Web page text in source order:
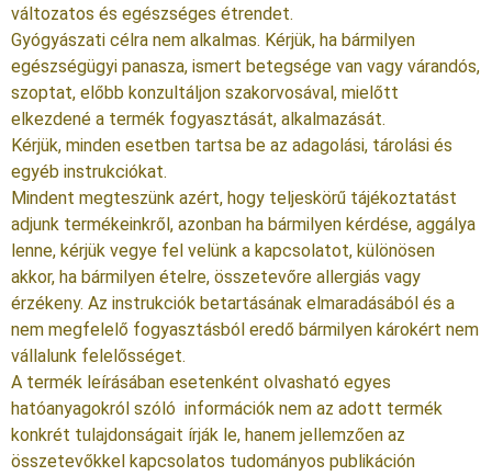
változatos és egészséges étrendet.
Gyógyászati célra nem alkalmas. Kérjük, ha bármilyen
egészségügyi panasza, ismert betegsége van vagy várandós,
szoptat, előbb konzultáljon szakorvosával, mielőtt
elkezdené a termék fogyasztását, alkalmazását.
Kérjük, minden esetben tartsa be az adagolási, tárolási és
egyéb instrukciókat.
Mindent megteszünk azért, hogy teljeskörű tájékoztatást
adjunk termékeinkről, azonban ha bármilyen kérdése, aggálya
lenne, kérjük vegye fel velünk a kapcsolatot, különösen
akkor, ha bármilyen ételre, összetevőre allergiás vagy
érzékeny. Az instrukciók betartásának elmaradásából és a
nem megfelelő fogyasztásból eredő bármilyen károkért nem
vállalunk felelősséget.
A termék leírásában esetenként olvasható egyes
hatóanyagokról szóló információk nem az adott termék
konkrét tulajdonságait írják le, hanem jellemzően az
összetevőkkel kapcsolatos tudományos publikáción